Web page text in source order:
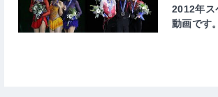
2012年ス
動画です